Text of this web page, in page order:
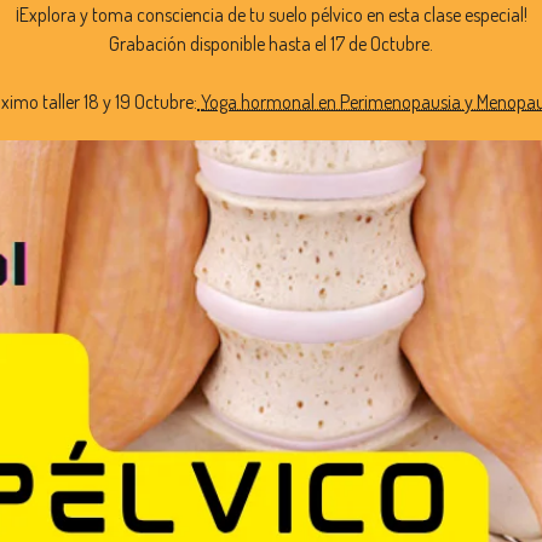
¡Explora y toma consciencia de tu suelo pélvico en esta clase especial!
Grabación disponible hasta el 17 de Octubre.
taller 18 y 19 Octubre: Yoga hormonal en Perimenopausia y